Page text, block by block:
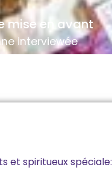
mise en avant
interviewée
et spiritueux spéciale: